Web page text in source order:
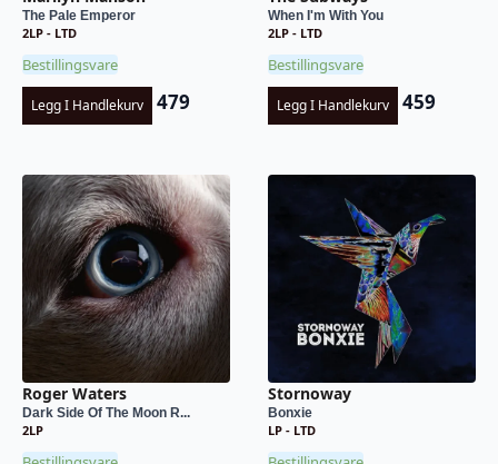
The Pale Emperor
2LP - LTD
Bestillingsvare
Legg I Handlekurv 479
When I'm With You
2LP - LTD
Bestillingsvare
Legg I Handlekurv 459
Roger Waters
Dark Side Of The Moon R...
2LP
Stornoway
Bonxie
LP - LTD